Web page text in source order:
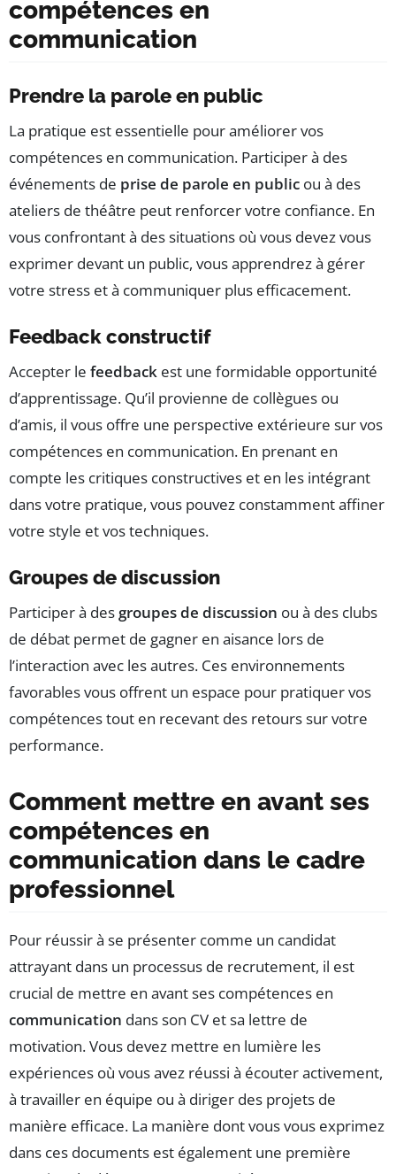
compétences en
communication
Prendre la parole en public
La pratique est essentielle pour améliorer vos
compétences en communication. Participer à des
événements de prise de parole en public ou à des
ateliers de théâtre peut renforcer votre confiance. En
vous confrontant à des situations où vous devez vous
exprimer devant un public, vous apprendrez à gérer
votre stress et à communiquer plus efficacement.
Feedback constructif
Accepter le feedback est une formidable opportunité
d’apprentissage. Qu’il provienne de collègues ou
d’amis, il vous offre une perspective extérieure sur vos
compétences en communication. En prenant en
compte les critiques constructives et en les intégrant
dans votre pratique, vous pouvez constamment affiner
votre style et vos techniques.
Groupes de discussion
Participer à des groupes de discussion ou à des clubs
de débat permet de gagner en aisance lors de
l’interaction avec les autres. Ces environnements
favorables vous offrent un espace pour pratiquer vos
compétences tout en recevant des retours sur votre
performance.
Comment mettre en avant ses
compétences en
communication dans le cadre
professionnel
Pour réussir à se présenter comme un candidat
attrayant dans un processus de recrutement, il est
crucial de mettre en avant ses compétences en
communication dans son CV et sa lettre de
motivation. Vous devez mettre en lumière les
expériences où vous avez réussi à écouter activement,
à travailler en équipe ou à diriger des projets de
manière efficace. La manière dont vous vous exprimez
dans ces documents est également une première